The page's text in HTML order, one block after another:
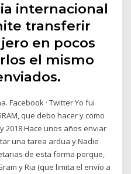
internacional
transferir
en pocos
el mismo
Facebook · Twitter Yo fui
que debo hacer y como
2018 Hace unos años enviar
una tarea ardua y Nadie
de esta forma porque,
y Ria (que limita el envío a